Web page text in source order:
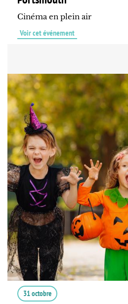
Cinéma en plein air
Voir cet événement
31 octobre